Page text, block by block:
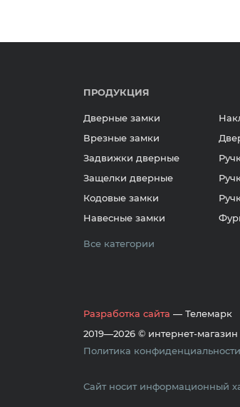
ПРОДУКЦИЯ
Дверные замки
Врезные замки
Задвижки дверные
Защелки дверные
Кодовые замки
Навесные замки
Все категории
Разработка сайта — Телемарк
2019—2026 © интернет-магазин
Политика конфиденциальности
Сайт носит информационный